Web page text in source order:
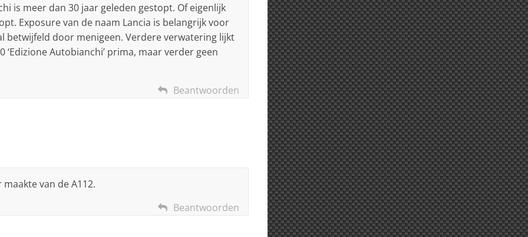
is meer dan 30 jaar geleden gestopt. Of eigenlijk
Exposure van de naam Lancia is belangrijk voor
betwijfeld door menigeen. Verdere verwatering lijkt
‘Edizione Autobianchi’ prima, maar verder geen
Beantwoorden
van de A112.
Beantwoorden